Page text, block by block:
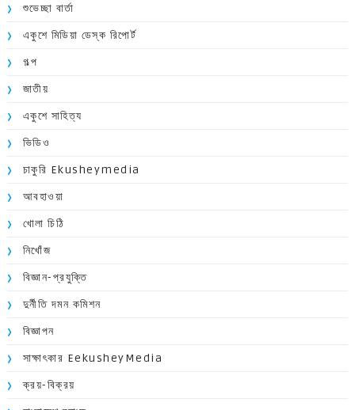
শুভেচ্ছা বার্তা
একুশে মিডিয়া ডেস্ক রিপোর্ট
গল্প
জাতীয়
একুশে সাহিত্য
ভিডিও
চাকুরি Ekusheymedia
আবহাওয়া
খোলা চিঠি
নিখোঁজ
বিজ্ঞান-প্রযুক্তি
দুর্নীতি দমন কমিশন
বিজ্ঞাপন
সাক্ষাৎকার EekusheyMedia
ক্রয়-বিক্রয়